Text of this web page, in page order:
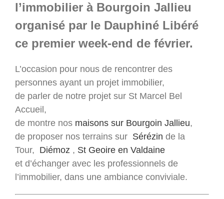
l’immobilier à Bourgoin Jallieu
organisé par le Dauphiné Libéré
ce premier week-end de février.
L’occasion pour nous de rencontrer des
personnes ayant un projet immobilier,
de parler de notre projet sur St Marcel Bel
Accueil,
de montre nos maisons sur Bourgoin Jallieu,
de proposer nos terrains sur Sérézin de la
Tour, Diémoz , St Geoire en Valdaine
et d’échanger avec les professionnels de
l’immobilier, dans une ambiance conviviale.